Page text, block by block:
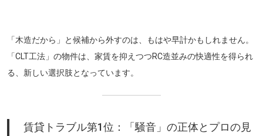
「木造だから」と候補から外すのは、もはや早計かもしれません。
「CLT工法」の物件は、家賃を抑えつつRC造並みの快適性を得られ
る、新しい選択肢となっています。
賃貸トラブル第1位：「騒音」の正体とプロの見